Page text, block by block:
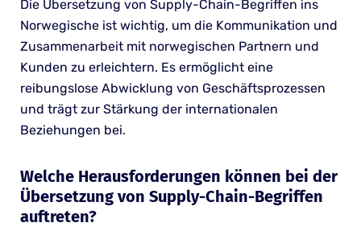
Die Übersetzung von Supply-Chain-Begriffen ins
Norwegische ist wichtig, um die Kommunikation und
Zusammenarbeit mit norwegischen Partnern und
Kunden zu erleichtern. Es ermöglicht eine
reibungslose Abwicklung von Geschäftsprozessen
und trägt zur Stärkung der internationalen
Beziehungen bei.
Welche Herausforderungen können bei der
Übersetzung von Supply-Chain-Begriffen
auftreten?